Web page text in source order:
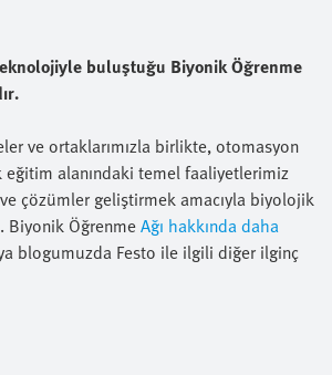
buluştuğu Biyonik Öğrenme
ve ortaklarımızla birlikte, otomasyon
alanındaki temel faaliyetlerimiz
çözümler geliştirmek amacıyla biyolojik
Biyonik ÖğrenmeAğı hakkında daha
blogumuzda Festo ile ilgili diğer ilginç